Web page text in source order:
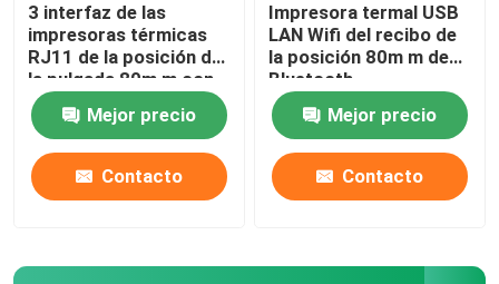
3 interfaz de las
impresoras térmicas
RJ11 de la posición de
la pulgada 80m m con
el cortador auto
Mejor precio
Contacto
Impresora termal USB
LAN Wifi del recibo de
la posición 80m m de
Bluetooth
Mejor precio
Contacto